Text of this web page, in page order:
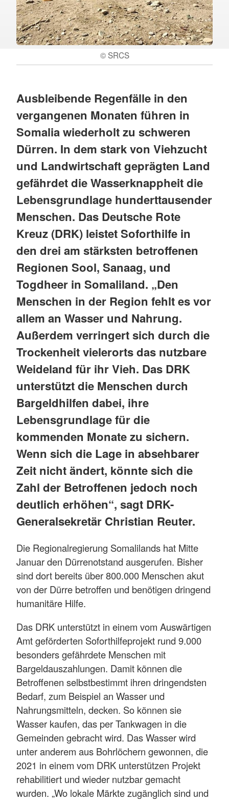
© SRCS
Ausbleibende Regenfälle in den
vergangenen Monaten führen in
Somalia wiederholt zu schweren
Dürren. In dem stark von Viehzucht
und Landwirtschaft geprägten Land
gefährdet die Wasserknappheit die
Lebensgrundlage hunderttausender
Menschen. Das Deutsche Rote
Kreuz (DRK) leistet Soforthilfe in
den drei am stärksten betroffenen
Regionen Sool, Sanaag, und
Togdheer in Somaliland. „Den
Menschen in der Region fehlt es vor
allem an Wasser und Nahrung.
Außerdem verringert sich durch die
Trockenheit vielerorts das nutzbare
Weideland für ihr Vieh. Das DRK
unterstützt die Menschen durch
Bargeldhilfen dabei, ihre
Lebensgrundlage für die
kommenden Monate zu sichern.
Wenn sich die Lage in absehbarer
Zeit nicht ändert, könnte sich die
Zahl der Betroffenen jedoch noch
deutlich erhöhen“, sagt DRK-
Generalsekretär Christian Reuter.
Die Regionalregierung Somalilands hat Mitte
Januar den Dürrenotstand ausgerufen. Bisher
sind dort bereits über 800.000 Menschen akut
von der Dürre betroffen und benötigen dringend
humanitäre Hilfe.
Das DRK unterstützt in einem vom Auswärtigen
Amt geförderten Soforthilfeprojekt rund 9.000
besonders gefährdete Menschen mit
Bargeldauszahlungen. Damit können die
Betroffenen selbstbestimmt ihren dringendsten
Bedarf, zum Beispiel an Wasser und
Nahrungsmitteln, decken. So können sie
Wasser kaufen, das per Tankwagen in die
Gemeinden gebracht wird. Das Wasser wird
unter anderem aus Bohrlöchern gewonnen, die
2021 in einem vom DRK unterstützen Projekt
rehabilitiert und wieder nutzbar gemacht
wurden. „Wo lokale Märkte zugänglich sind und